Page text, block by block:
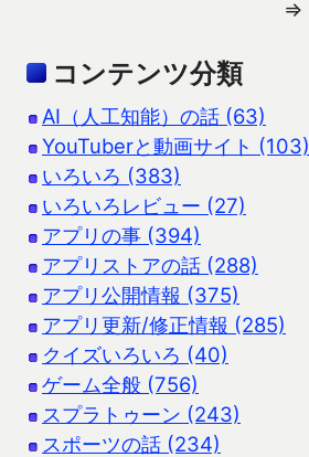
⇒
コンテンツ分類
AI（人工知能）の話 (63)
YouTuberと動画サイト (103)
いろいろ (383)
いろいろレビュー (27)
アプリの事 (394)
アプリストアの話 (288)
アプリ公開情報 (375)
アプリ更新/修正情報 (285)
クイズいろいろ (40)
ゲーム全般 (756)
スプラトゥーン (243)
スポーツの話 (234)